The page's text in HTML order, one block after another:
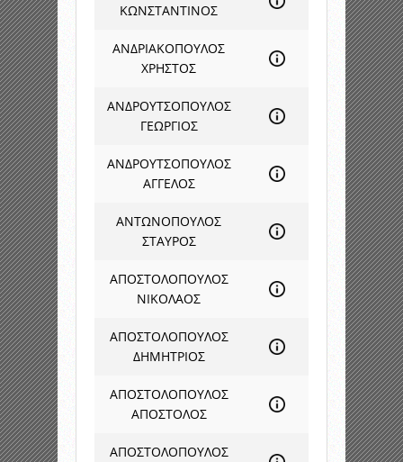
ΚΩΝΣΤΑΝΤΙΝΟΣ
ΑΝΔΡΙΑΚΟΠΟΥΛΟΣ
ΧΡΗΣΤΟΣ
ΑΝΔΡΟΥΤΣΟΠΟΥΛΟΣ
ΓΕΩΡΓΙΟΣ
ΑΝΔΡΟΥΤΣΟΠΟΥΛΟΣ
ΑΓΓΕΛΟΣ
ΑΝΤΩΝΟΠΟΥΛΟΣ
ΣΤΑΥΡΟΣ
ΑΠΟΣΤΟΛΟΠΟΥΛΟΣ
ΝΙΚΟΛΑΟΣ
ΑΠΟΣΤΟΛΟΠΟΥΛΟΣ
ΔΗΜΗΤΡΙΟΣ
ΑΠΟΣΤΟΛΟΠΟΥΛΟΣ
ΑΠΟΣΤΟΛΟΣ
ΑΠΟΣΤΟΛΟΠΟΥΛΟΣ